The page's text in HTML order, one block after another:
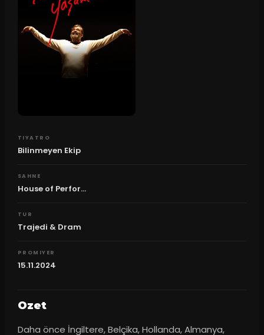
TIYATRO
Bilinmeyen Ekip
SAHNE
House of Perfor...
TUR
Trajedi & Dram
PROMIYER
15.11.2024
Ozet
Daha önce İngiltere, Belçika, Hollanda, Almanya,